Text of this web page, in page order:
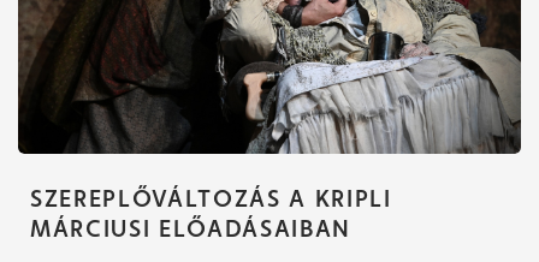
SZEREPLŐVÁLTOZÁS A KRIPLI
MÁRCIUSI ELŐADÁSAIBAN